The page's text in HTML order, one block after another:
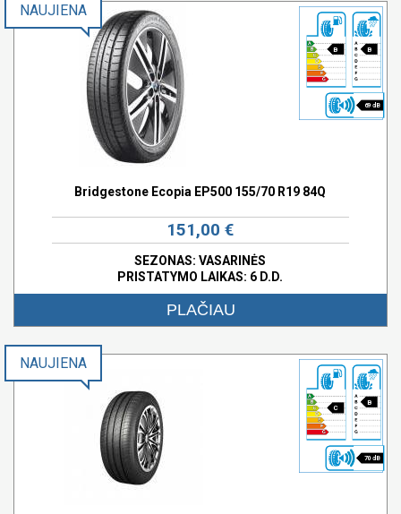
B B
69 dB
NAUJIENA
Bridgestone Ecopia EP500 155/70 R19 84Q
151,00 €
SEZONAS: VASARINĖS
PRISTATYMO LAIKAS: 6 D.D.
PLAČIAU
C
B
70 dB
NAUJIENA